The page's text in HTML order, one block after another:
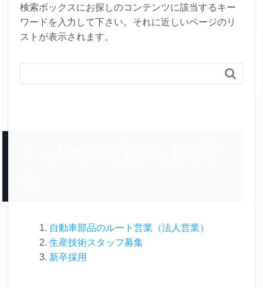
検索ボックスにお探しのコンテンツに該当するキー
ワードを入力して下さい。それに近しいページのリ
ストが表示されます。

自動車部品のルート営業（法人営業）
生産技術スタッフ募集
新卒採用